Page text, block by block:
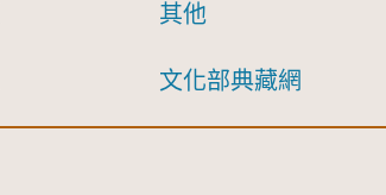
其他
文化部典藏網